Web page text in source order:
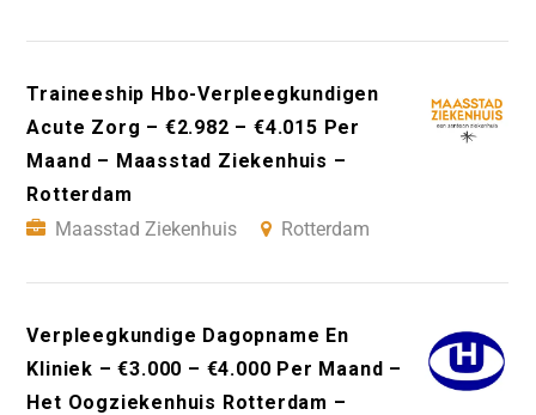
Traineeship Hbo-Verpleegkundigen
Acute Zorg – €2.982 – €4.015 Per
Maand – Maasstad Ziekenhuis –
Rotterdam
Maasstad Ziekenhuis
Rotterdam
Verpleegkundige Dagopname En
Kliniek – €3.000 – €4.000 Per Maand –
Het Oogziekenhuis Rotterdam –